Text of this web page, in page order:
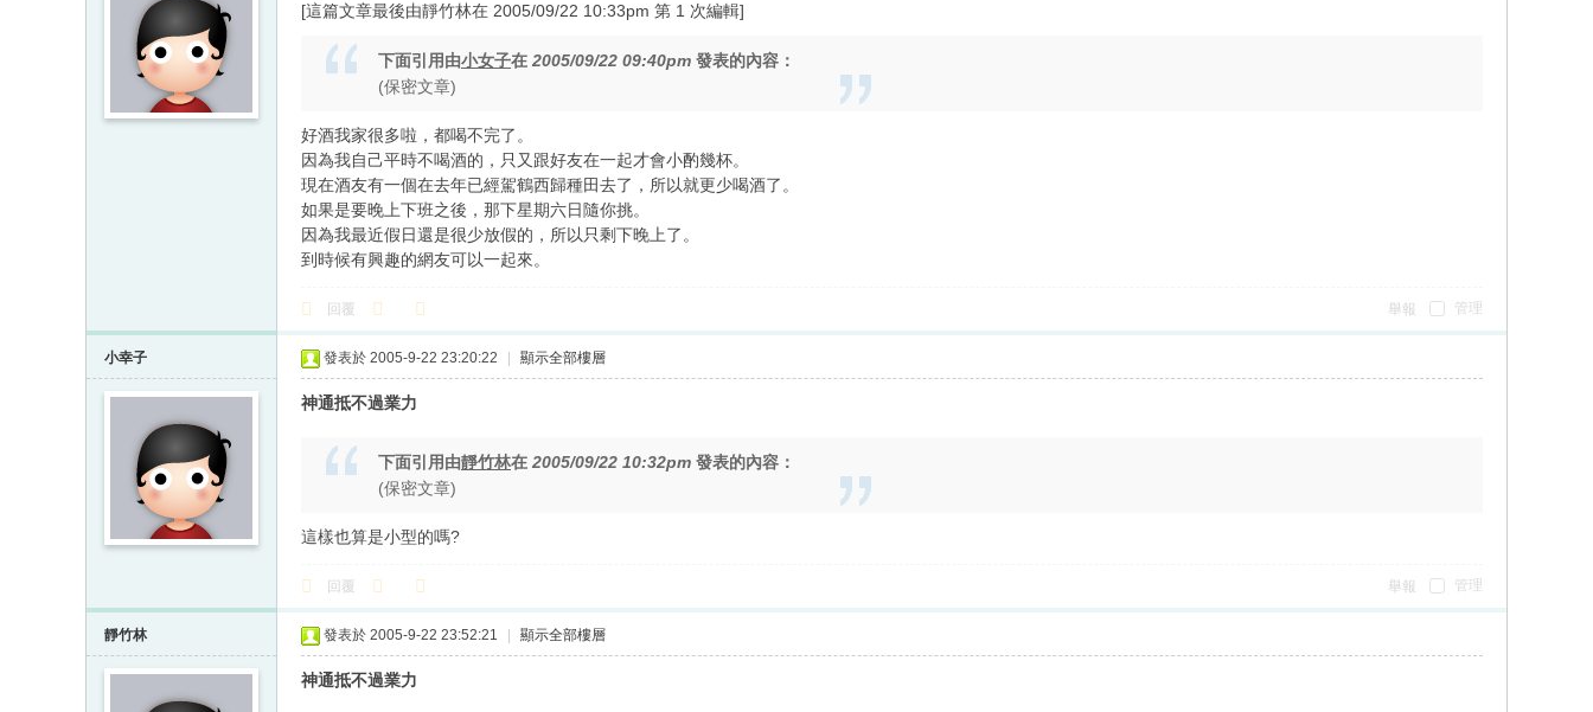
[這篇文章最後由靜竹林在 2005/09/22 10:33pm 第 1 次編輯]
下面引用由小女子在 2005/09/22 09:40pm 發表的內容：
(保密文章)
好酒我家很多啦，都喝不完了。
因為我自己平時不喝酒的，只又跟好友在一起才會小酌幾杯。
現在酒友有一個在去年已經駕鶴西歸種田去了，所以就更少喝酒了。
如果是要晚上下班之後，那下星期六日隨你挑。
因為我最近假日還是很少放假的，所以只剩下晚上了。
到時候有興趣的網友可以一起來。
管理
回覆 舉報
小幸子 發表於 2005-9-22 23:20:22 顯示全部樓層
神通抵不過業力
下面引用由靜竹林在 2005/09/22 10:32pm 發表的內容：
(保密文章)
這樣也算是小型的嗎?
管理
回覆 舉報
靜竹林 發表於 2005-9-22 23:52:21 顯示全部樓層
神通抵不過業力